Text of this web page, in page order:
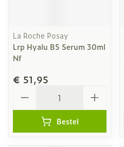
La Roche Posay
Lrp Hyalu B5 Serum 30ml
Nf
€ 51,95
Bestel